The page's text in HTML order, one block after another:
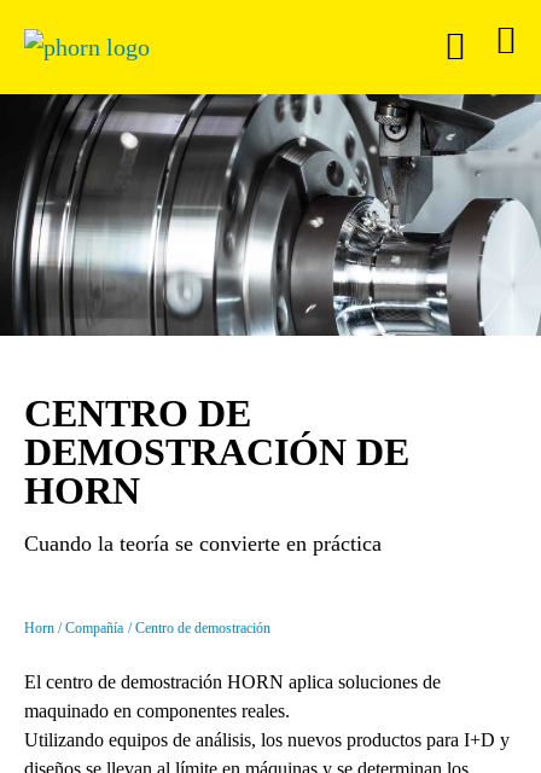
CENTRO DE
DEMOSTRACIÓN DE
HORN
Cuando la teoría se convierte en práctica
Horn Compañía Centro de demostración
El centro de demostración HORN aplica soluciones de
maquinado en componentes reales.
Utilizando equipos de análisis, los nuevos productos para I+D y
diseños se llevan al límite en máquinas y se determinan los